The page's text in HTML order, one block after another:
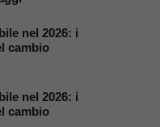
nel 2026: i
cambio
nel 2026: i
cambio